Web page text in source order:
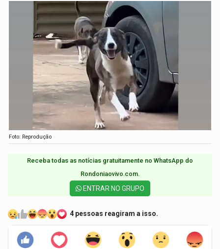
Foto: Reprodução
Receba todas as notícias gratuitamente no WhatsApp do
Rondoniaovivo.com.​
ENTRAR NO GRUPO
4 pessoas reagiram a isso.